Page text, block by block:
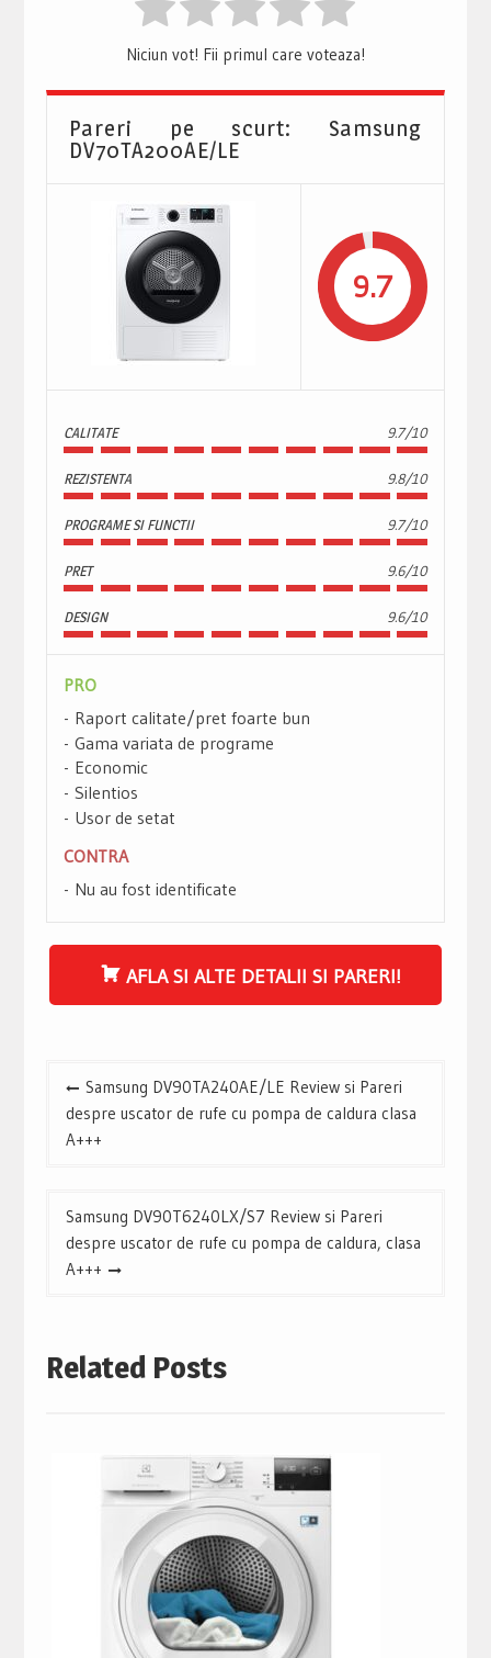
Niciun vot! Fii primul care voteaza!
Pareri pe scurt: Samsung
DV70TA200AE/LE
9.7
CALITATE 9.7/10
REZISTENTA 9.8/10
PROGRAME SI FUNCTII 9.7/10
PRET 9.6/10
DESIGN 9.6/10
PRO
Raport calitate/pret foarte bun
Gama variata de programe
Economic
Silentios
Usor de setat
CONTRA
Nu au fost identificate
AFLA SI ALTE DETALII SI PARERI!
Navigare
articole
Samsung DV90TA240AE/LE Review si Pareri
despre uscator de rufe cu pompa de caldura clasa
A+++
Samsung DV90T6240LX/S7 Review si Pareri
despre uscator de rufe cu pompa de caldura, clasa
A+++
Related Posts